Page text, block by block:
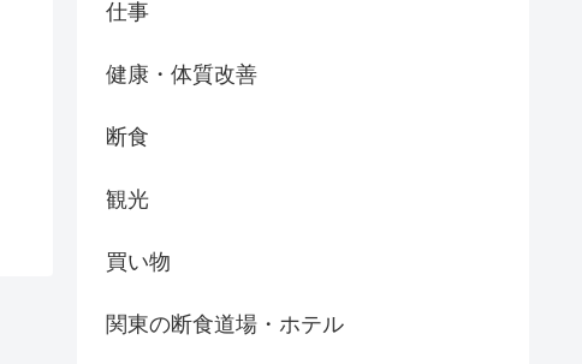
仕事
健康・体質改善
断食
観光
買い物
関東の断食道場・ホテル